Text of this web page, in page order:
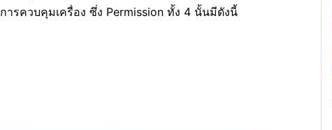
ารควบคุมเครื่อง ซึ่ง Permission ทั้ง 4 นั้นมีดังนี้